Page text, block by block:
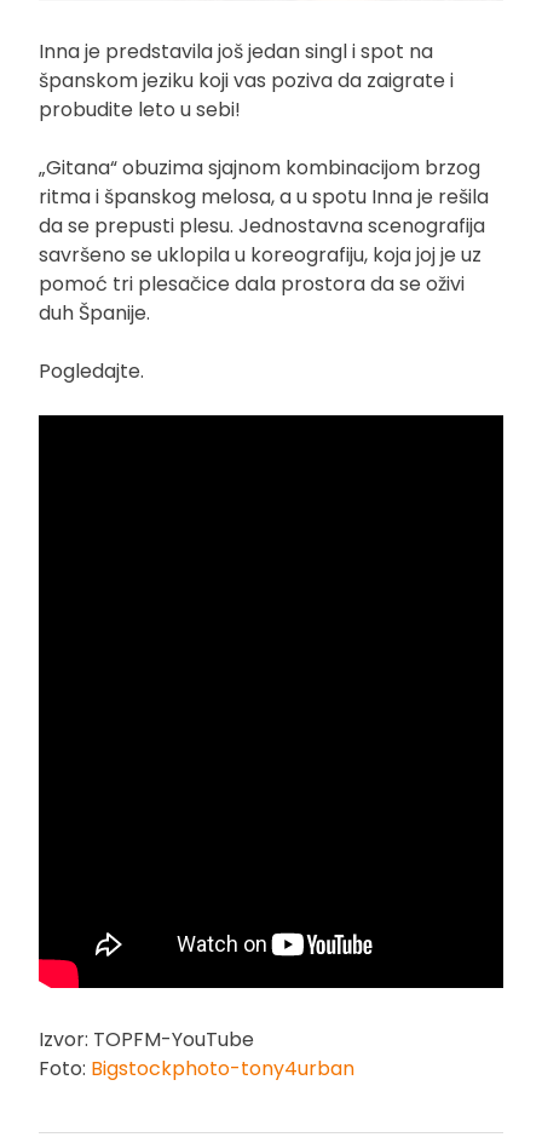
Inna je predstavila još jedan singl i spot na
španskom jeziku koji vas poziva da zaigrate i
probudite leto u sebi!
„Gitana“ obuzima sjajnom kombinacijom brzog
ritma i španskog melosa, a u spotu Inna je rešila
da se prepusti plesu. Jednostavna scenografija
savršeno se uklopila u koreografiju, koja joj je uz
pomoć tri plesačice dala prostora da se oživi
duh Španije.
Pogledajte.
Izvor: TOPFM-YouTube
Foto: Bigstockphoto-tony4urban